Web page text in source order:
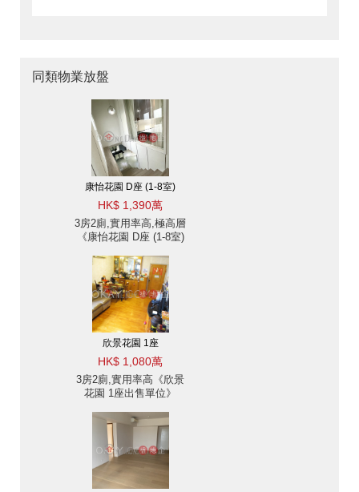
同類物業放盤
康怡花園 D座 (1-8室)
HK$ 1,390萬
3房2廁,實用率高,極高層
《康怡花園 D座 (1-8室)
欣景花園 1座
HK$ 1,080萬
3房2廁,實用率高《欣景
花園 1座出售單位》